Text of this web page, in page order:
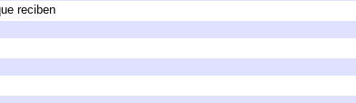
reciben